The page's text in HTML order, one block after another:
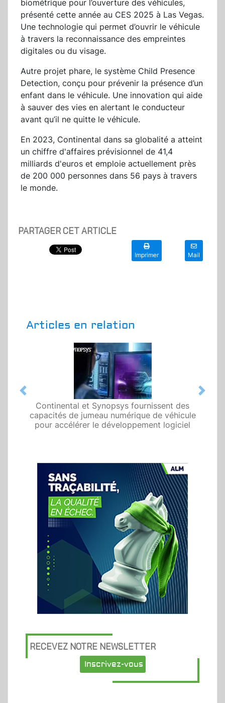
biométrique pour l’ouverture des véhicules,
présenté cette année au CES 2025 à Las Vegas.
Une technologie qui permet d’ouvrir le véhicule
à travers la reconnaissance des empreintes
digitales ou du visage.
Autre projet phare, le système Child Presence
Detection, conçu pour prévenir la présence d’un
enfant dans le véhicule. Une innovation qui aide
à sauver des vies en alertant le conducteur
avant qu’il ne quitte le véhicule.
En 2023, Continental dans sa globalité a atteint
un chiffre d'affaires prévisionnel de 41,4
milliards d'euros et emploie actuellement près
de 200 000 personnes dans 56 pays à travers
le monde.
PARTAGER CET ARTICLE
Imprimer Mail
Articles en relation
Continental et Synopsys fournissent des
capacités de jumeau numérique de véhicule
pour accélérer le développement logiciel
Previous Next
RECEVEZ NOTRE NEWSLETTER
Inscrivez-vous